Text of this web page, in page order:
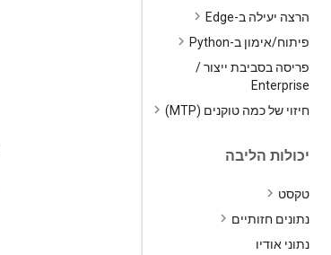
הרצה יעילה ב-Edge
פיתוח/אימון ב-Python
פריסה בסביבת ייצור/
Enterprise
חיזוי של כמה טוקנים (MTP)
יכולות הליבה
טקסט
נתונים חזותיים
נתוני אודיו